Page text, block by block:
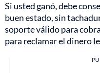
Si usted ganó, debe
buen estado, sin
soporte válido para
para reclamar el dinero